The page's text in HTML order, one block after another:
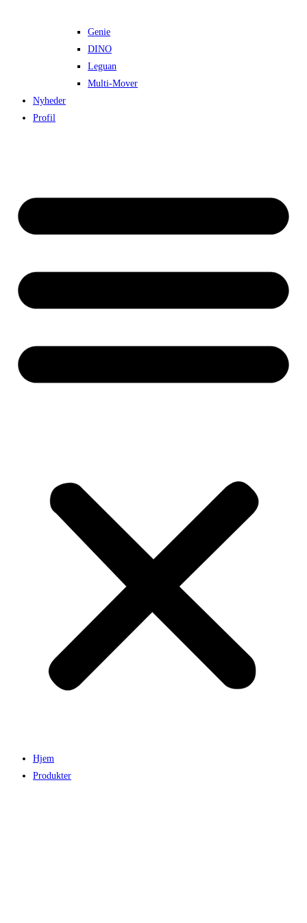
Genie
DINO
Leguan
Multi-Mover
Nyheder
Profil
Hjem
Produkter